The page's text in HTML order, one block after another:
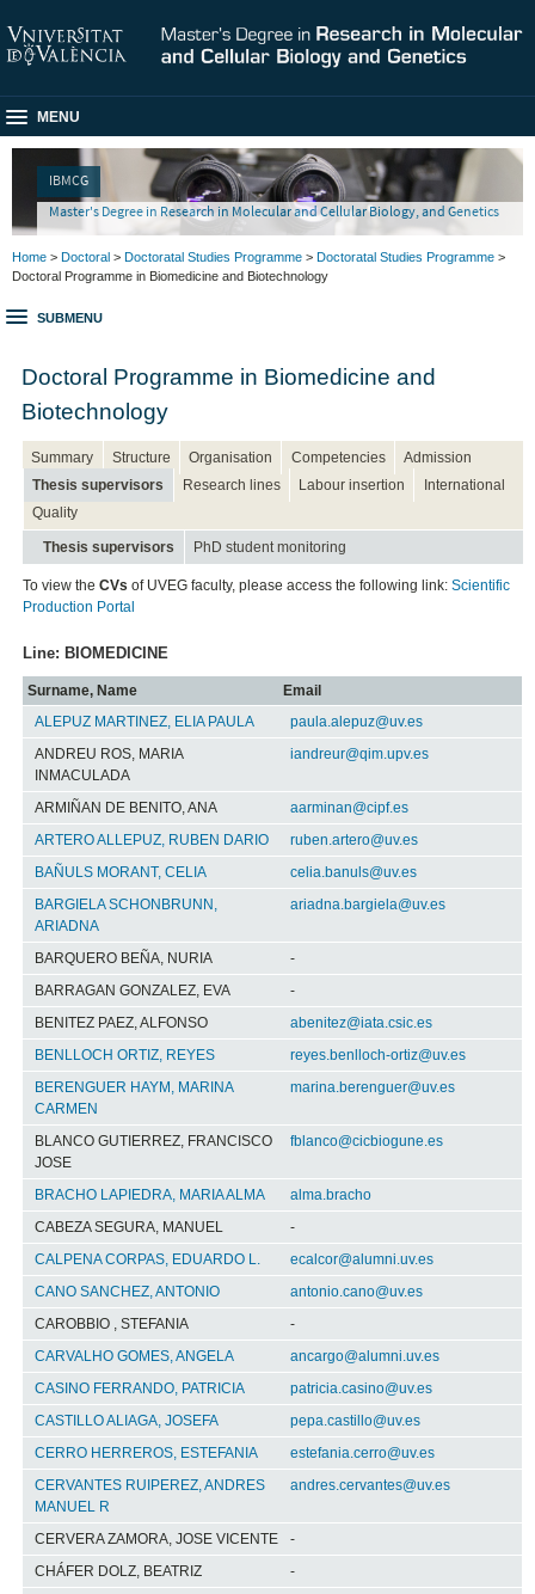
MENU
IBMCG
Master's Degree in Research in Molecular and Cellular Biology, and Genetics
Home > Doctoral > Doctoratal Studies Programme > Doctoratal Studies Programme >
Doctoral Programme in Biomedicine and Biotechnology
SUBMENU
Doctoral Programme in Biomedicine and
Biotechnology
Summary Structure Organisation Competencies
Admission
Thesis supervisors
Research lines Labour insertion
International
Quality
Thesis supervisors PhD student monitoring
To view theCVs of UVEG faculty, please access the following link:Scientific
Production Portal
Line: BIOMEDICINE
Surname, Name
Email
ALEPUZ MARTINEZ, ELIA PAULA
paula.alepuz@uv.es
ANDREU ROS, MARIA
INMACULADA
iandreur@qim.upv.es
ARMIÑAN DE BENITO, ANA
aarminan@cipf.es
ARTERO ALLEPUZ, RUBEN DARIO
ruben.artero@uv.es
BAÑULS MORANT, CELIA
celia.banuls@uv.es
BARGIELA SCHONBRUNN,
ARIADNA
ariadna.bargiela@uv.es
BARQUERO BEÑA, NURIA
-
BARRAGAN GONZALEZ, EVA
-
BENITEZ PAEZ, ALFONSO
abenitez@iata.csic.es
BENLLOCH ORTIZ, REYES
reyes.benlloch-ortiz@uv.es
BERENGUER HAYM, MARINA
CARMEN
marina.berenguer@uv.es
BLANCO GUTIERREZ, FRANCISCO
JOSE
fblanco@cicbiogune.es
BRACHO LAPIEDRA, MARIA ALMA
alma.bracho
CABEZA SEGURA, MANUEL
-
CALPENA CORPAS, EDUARDO L.
ecalcor@alumni.uv.es
CANO SANCHEZ, ANTONIO
antonio.cano@uv.es
CAROBBIO , STEFANIA
-
CARVALHO GOMES, ANGELA
ancargo@alumni.uv.es
CASINO FERRANDO, PATRICIA
patricia.casino@uv.es
CASTILLO ALIAGA, JOSEFA
pepa.castillo@uv.es
CERRO HERREROS, ESTEFANIA
estefania.cerro@uv.es
CERVANTES RUIPEREZ, ANDRES
MANUEL R
andres.cervantes@uv.es
CERVERA ZAMORA, JOSE VICENTE
-
CHÁFER DOLZ, BEATRIZ
-